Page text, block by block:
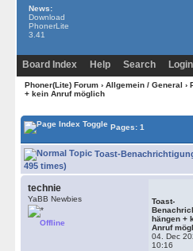
News:
Download
PhonerLite
3.41
Board Index Help Search Login
Phoner(Lite) Forum› Allgemein / General ›
+ kein Anruf möglich
Pages: 1
Toast-
495 times)
technie
YaBB Newbies
Offline
Toast-
hängen +
Anruf
04. Dec
10:16